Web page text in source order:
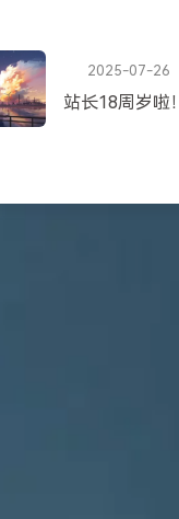
2025-07-26
站长18周岁啦！